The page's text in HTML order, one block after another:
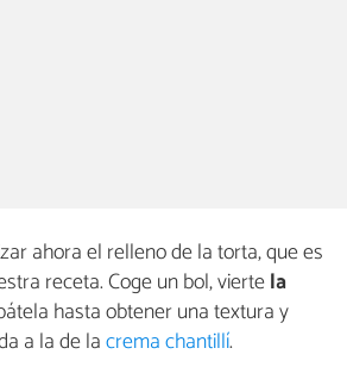
ahora el relleno de la torta, que es
receta. Coge un bol, viertela
hasta obtener una textura y
a la de lacrema chantillí.